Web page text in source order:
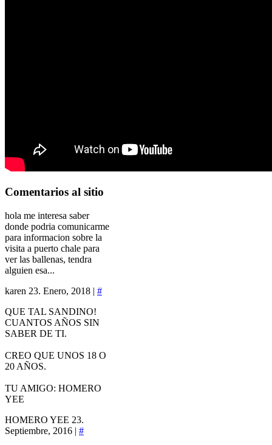
Comentarios al sitio
hola me interesa saber
donde podria comunicarme
para informacion sobre la
visita a puerto chale para
ver las ballenas, tendra
alguien esa...
karen 23. Enero, 2018 | #
QUE TAL SANDINO!
CUANTOS AÑOS SIN
SABER DE TI.
CREO QUE UNOS 18 O
20 AÑOS.
TU AMIGO: HOMERO
YEE
HOMERO YEE 23.
Septiembre, 2016 | #